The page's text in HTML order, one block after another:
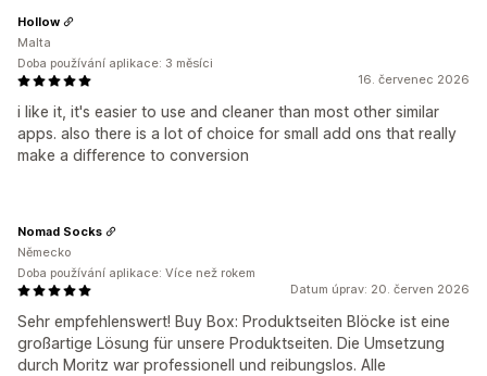
16. červenec 2026
i like it, it's easier to use and cleaner than most other similar
apps. also there is a lot of choice for small add ons that really
make a difference to conversion
Hollow
Malta
Doba používání aplikace: 3 měsíci
Datum úprav: 20. červen 2026
Sehr empfehlenswert! Buy Box: Produktseiten Blöcke ist eine
großartige Lösung für unsere Produktseiten. Die Umsetzung
durch Moritz war professionell und reibungslos. Alle
Nomad Socks
Německo
Doba používání aplikace: Více než rokem